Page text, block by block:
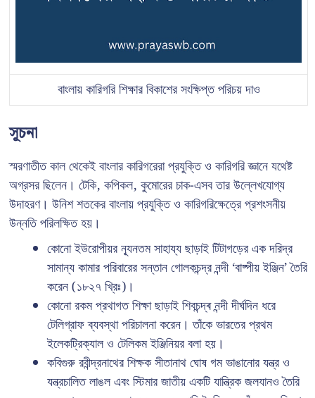
বাংলায় কারিগরি শিক্ষার বিকাশের সংক্ষিপ্ত পরিচয় দাও
সূচনা
স্মরণাতীত কাল থেকেই বাংলার কারিগরেরা প্রযুক্তি ও কারিগরি জ্ঞানে যথেষ্ট
অগ্রসর ছিলেন। টেকি, কপিকল, কুমোরের চাক-এসব তার উল্লেখযোগ্য
উদাহরণ। উনিশ শতকের বাংলায় প্রযুক্তি ও কারিগরিক্ষেত্রে প্রশংসনীয়
উন্নতি পরিলক্ষিত হয়।
কোনো ইউরোপীয়র ন্যূনতম সাহায্য ছাড়াই টিটাগড়ের এক দরিদ্র
সামান্য কামার পরিবারের সন্তান গোলকচন্দ্র নন্দী ‘বাষ্পীয় ইঞ্জিন’ তৈরি
করেন (১৮২৭ খ্রিঃ)।
কোনো রকম প্রথাগত শিক্ষা ছাড়াই শিবচন্দ্ৰ নন্দী দীর্ঘদিন ধরে
টেলিগ্রাফ ব্যবস্থা পরিচালনা করেন। তাঁকে ভারতের প্রথম
ইলেকট্রিক্যাল ও টেলিকম ইঞ্জিনিয়র বলা হয়।
কবিগুরু রবীন্দ্রনাথের শিক্ষক সীতানাথ ঘোষ গম ভাঙানোর যন্ত্র ও
যন্ত্রচালিত লাঙল এবং স্টিমার জাতীয় একটি যান্ত্রিক জলযানও তৈরি